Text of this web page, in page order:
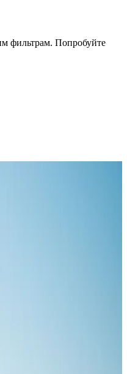
фильтрам. Попробуйте